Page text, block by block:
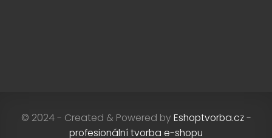
© 2024 - Created & Powered by Eshoptvorba.cz -
profesionální tvorba e-shopu